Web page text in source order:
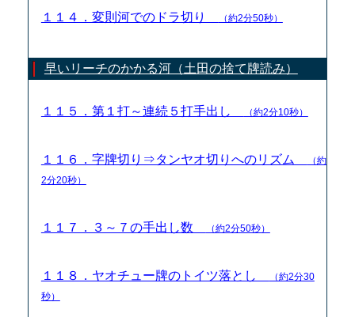
１１４．変則河でのドラ切り （約2分50秒）
早いリーチのかかる河（土田の捨て牌読み）
１１５．第１打～連続５打手出し （約2分10秒）
１１６．字牌切り⇒タンヤオ切りへのリズム
（約
2分20秒）
１１７．３～７の手出し数 （約2分50秒）
１１８．ヤオチュー牌のトイツ落とし
（約2分30
秒）